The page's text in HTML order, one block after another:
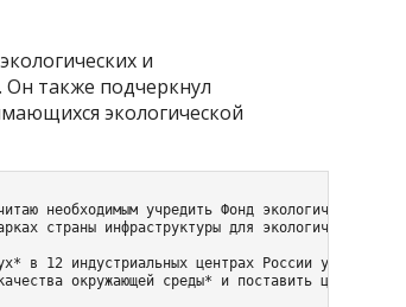
и
также подчеркнул
экологической
необходимым учредить Фонд
страны инфраструктуры для экологического
в 12 индустриальных центрах России
окружающей среды* и поставить цель